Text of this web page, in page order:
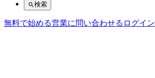
検索
無料で始める営業に問い合わせる ログイン